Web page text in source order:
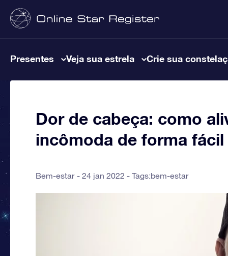
Presentes Veja sua estrela Crie sua
Dor de cabeça: como
incômoda de forma fácil
Bem-estar 24 jan 2022 - Tags:bem-estar